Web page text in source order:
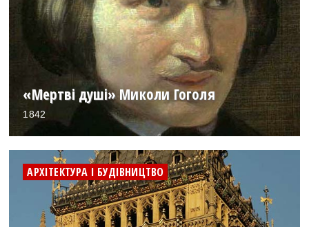
«Мертві душі» Миколи Гоголя
1842
АРХІТЕКТУРА І БУДІВНИЦТВО